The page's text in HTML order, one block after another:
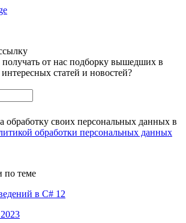
получать от нас подборку вышедших в
статей и новостей?
обработку своих персональных данных в
обработки персональных данных
по теме
в C# 12